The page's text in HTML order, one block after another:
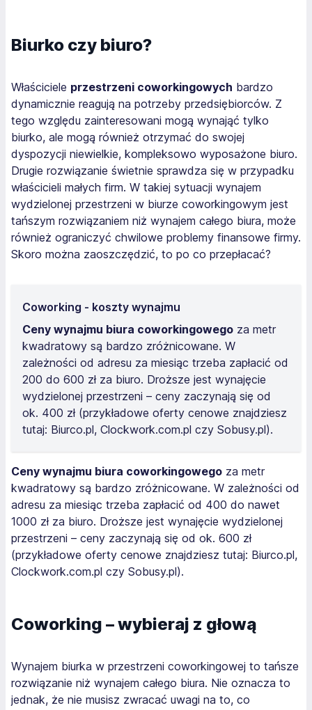
Biurko czy biuro?
Właściciele przestrzeni coworkingowych bardzo
dynamicznie reagują na potrzeby przedsiębiorców. Z
tego względu zainteresowani mogą wynająć tylko
biurko, ale mogą również otrzymać do swojej
dyspozycji niewielkie, kompleksowo wyposażone biuro.
Drugie rozwiązanie świetnie sprawdza się w przypadku
właścicieli małych firm. W takiej sytuacji wynajem
wydzielonej przestrzeni w biurze coworkingowym jest
tańszym rozwiązaniem niż wynajem całego biura, może
również ograniczyć chwilowe problemy finansowe firmy.
Skoro można zaoszczędzić, to po co przepłacać?
Coworking - koszty wynajmu
Ceny wynajmu biura coworkingowego za metr
kwadratowy są bardzo zróżnicowane. W
zależności od adresu za miesiąc trzeba zapłacić od
200 do 600 zł za biuro. Droższe jest wynajęcie
wydzielonej przestrzeni – ceny zaczynają się od
ok. 400 zł (przykładowe oferty cenowe znajdziesz
tutaj: Biurco.pl, Clockwork.com.pl czy Sobusy.pl).
Ceny wynajmu biura coworkingowego za metr
kwadratowy są bardzo zróżnicowane. W zależności od
adresu za miesiąc trzeba zapłacić od 400 do nawet
1000 zł za biuro. Droższe jest wynajęcie wydzielonej
przestrzeni – ceny zaczynają się od ok. 600 zł
(przykładowe oferty cenowe znajdziesz tutaj: Biurco.pl,
Clockwork.com.pl czy Sobusy.pl).
Coworking – wybieraj z głową
Wynajem biurka w przestrzeni coworkingowej to tańsze
rozwiązanie niż wynajem całego biura. Nie oznacza to
jednak, że nie musisz zwracać uwagi na to, co